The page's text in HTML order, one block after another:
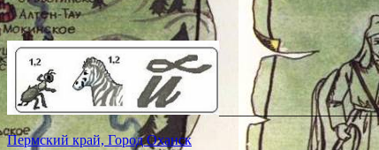
Пермский край, Город Оханск